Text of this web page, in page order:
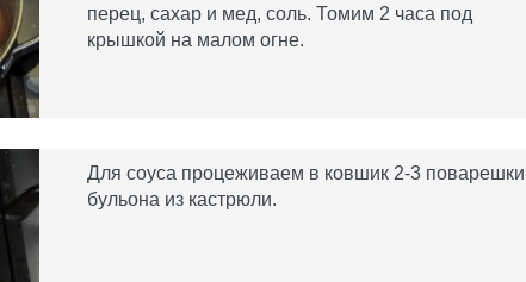
перец, сахар и мед, соль. Томим 2 часа под
крышкой на малом огне.
Для соуса процеживаем в ковшик 2-3 поварешки
бульона из кастрюли.